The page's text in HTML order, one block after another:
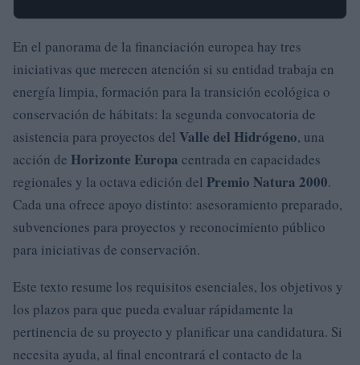
En el panorama de la financiación europea hay tres
iniciativas que merecen atención si su entidad trabaja en
energía limpia, formación para la transición ecológica o
conservación de hábitats: la segunda convocatoria de
asistencia para proyectos del Valle del Hidrógeno, una
acción de Horizonte Europa centrada en capacidades
regionales y la octava edición del Premio Natura 2000.
Cada una ofrece apoyo distinto: asesoramiento preparado,
subvenciones para proyectos y reconocimiento público
para iniciativas de conservación.
Este texto resume los requisitos esenciales, los objetivos y
los plazos para que pueda evaluar rápidamente la
pertinencia de su proyecto y planificar una candidatura. Si
necesita ayuda, al final encontrará el contacto de la